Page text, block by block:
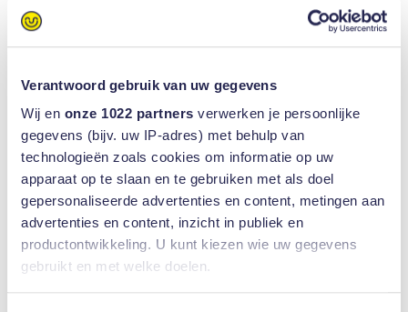
Verantwoord gebruik van uw gegevens
Wij en onze 1022 partners verwerken je persoonlijke
gegevens (bijv. uw IP-adres) met behulp van
technologieën zoals cookies om informatie op uw
apparaat op te slaan en te gebruiken met als doel
gepersonaliseerde advertenties en content, metingen aan
advertenties en content, inzicht in publiek en
productontwikkeling. U kunt kiezen wie uw gegevens
gebruikt en met welke doelen.
270
website nu goed zichtbaar is
Samenwerking met Leadgate
Op het gebied van online marketing en analytics werkten we
. Zij richten Google Tag Manager